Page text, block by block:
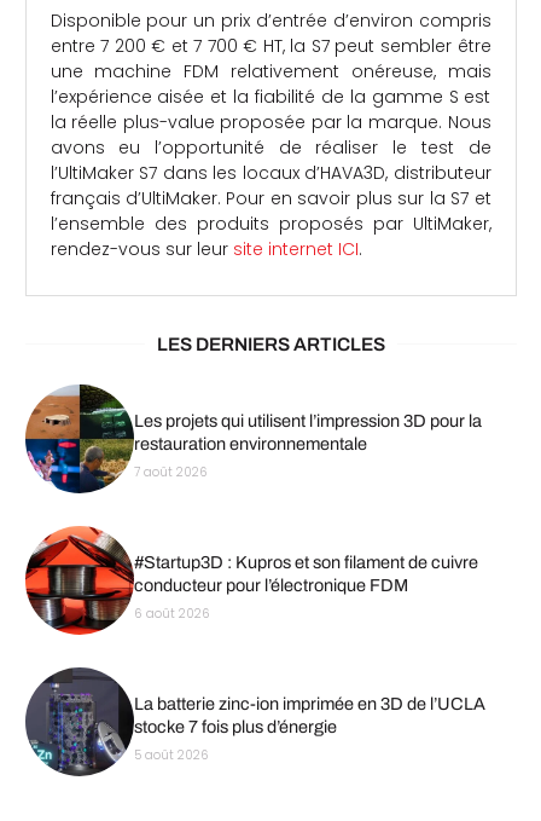
Disponible pour un prix d’entrée d’environ compris
entre 7 200 € et 7 700 € HT, la S7 peut sembler être
une machine FDM relativement onéreuse, mais
l’expérience aisée et la fiabilité de la gamme S est
la réelle plus-value proposée par la marque. Nous
avons eu l’opportunité de réaliser le test de
l’UltiMaker S7 dans les locaux d’HAVA3D, distributeur
français d’UltiMaker. Pour en savoir plus sur la S7 et
l’ensemble des produits proposés par UltiMaker,
rendez-vous sur leur site internet ICI.
LES DERNIERS ARTICLES
Les projets qui utilisent l’impression 3D pour la
restauration environnementale
7 août 2026
#Startup3D : Kupros et son filament de cuivre
conducteur pour l’électronique FDM
6 août 2026
La batterie zinc-ion imprimée en 3D de l’UCLA
stocke 7 fois plus d’énergie
5 août 2026